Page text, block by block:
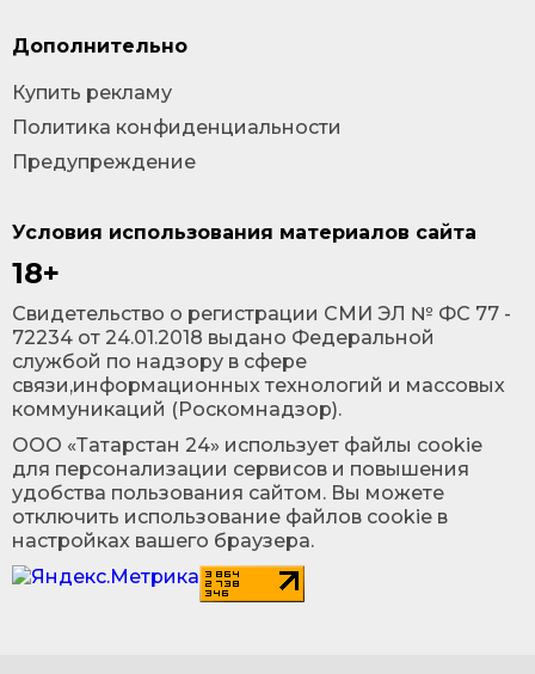
Условия использования материалов сайта
18+
Cвидетельство о регистрации СМИ ЭЛ № ФС 77 -
72234 от 24.01.2018 выдано Федеральной
службой по надзору в сфере
связи,информационных технологий и массовых
коммуникаций (Роскомнадзор).
ООО «Татарстан 24» использует файлы cookie
для персонализации сервисов и повышения
удобства пользования сайтом. Вы можете
отключить использование файлов cookie в
настройках вашего браузера.
Дополнительно
Купить рекламу
Политика конфиденциальности
Предупреждение